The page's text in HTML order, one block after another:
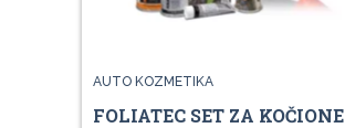
AUTO KOZMETIKA
FOLIATEC SET ZA KOČIONE